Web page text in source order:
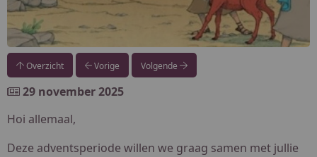
Overzicht Vorige Volgende
29 november 2025
Hoi allemaal,
Deze adventsperiode willen we graag samen met jullie